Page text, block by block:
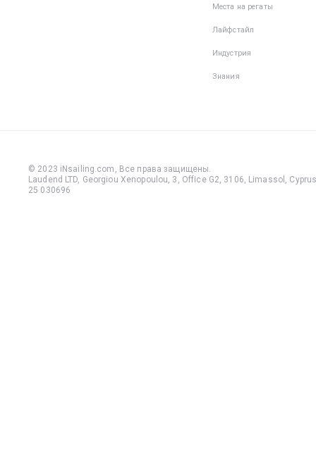
Места на регаты
Лайфстайл
Индустрия
Знания
© 2023 iNsailing.com, Все права защищены.
Laudend LTD, Georgiou Xenopoulou, 3, Office G2, 3106, Limassol,
25 030696